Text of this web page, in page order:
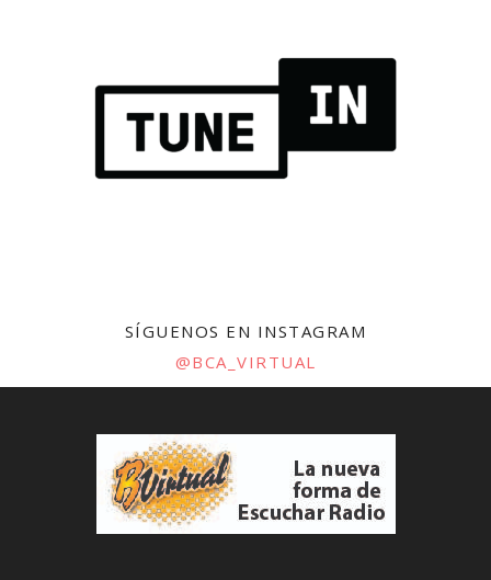
SÍGUENOS EN INSTAGRAM
@BCA_VIRTUAL